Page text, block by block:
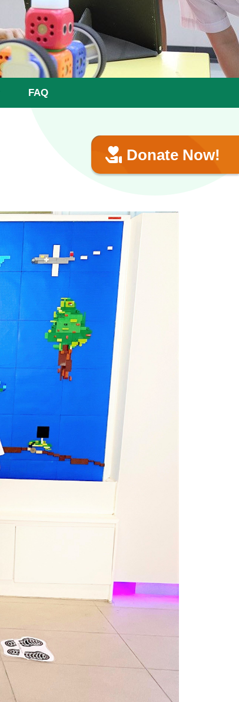
FAQ
Donate Now!